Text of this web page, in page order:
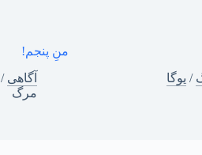
/ یوگا
منِ پنجم!
آگاهی /
مرگ